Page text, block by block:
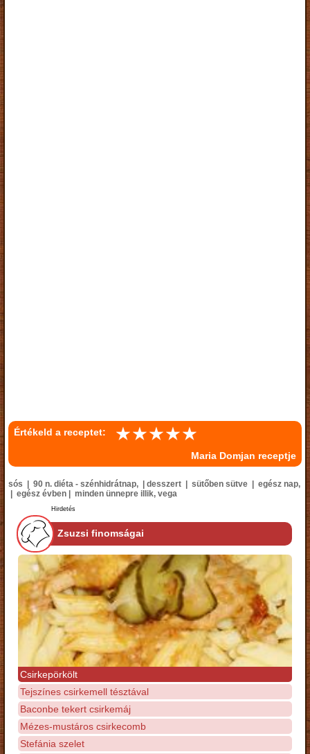
Értékeld a receptet:
Maria Domjan receptje
sós | 90 n. diéta - szénhidrátnap, | desszert | sütőben sütve | egész nap,
| egész évben | minden ünnepre illik, vega
Hirdetés
Zsuzsi finomságai
Csirkepörkölt
Tejszínes csirkemell tésztával
Baconbe tekert csirkemáj
Mézes-mustáros csirkecomb
Stefánia szelet